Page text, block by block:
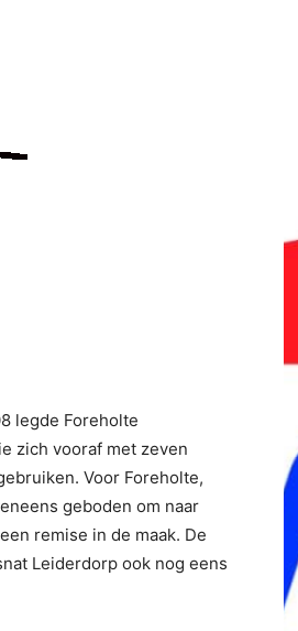
legde Foreholte
zich vooraf met zeven
Voor Foreholte,
geboden om naar
remise in de maak. De
Leiderdorp ook nog eens